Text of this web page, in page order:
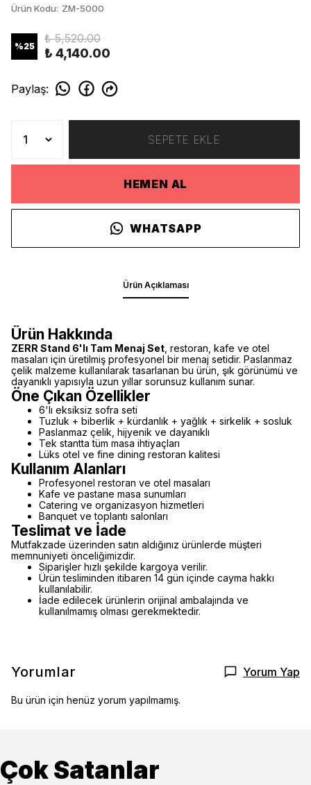
Ürün Kodu: ZM-5000
%25
₺ 5,520.00
₺ 4,140.00
Paylaş:
SEPETE EKLE
HEMEN AL
WHATSAPP
Ürün Açıklaması
Ürün Hakkında
ZERR Stand 6'lı Tam Menaj Set , restoran, kafe ve otel
masaları için üretilmiş profesyonel bir menaj setidir. Paslanmaz
çelik malzeme kullanılarak tasarlanan bu ürün, şık görünümü ve
dayanıklı yapısıyla uzun yıllar sorunsuz kullanım sunar.
Öne Çıkan Özellikler
6'lı eksiksiz sofra seti
Tuzluk + biberlik + kürdanlık + yağlık + sirkelik + sosluk
Paslanmaz çelik, hijyenik ve dayanıklı
Tek stantta tüm masa ihtiyaçları
Lüks otel ve fine dining restoran kalitesi
Kullanım Alanları
Profesyonel restoran ve otel masaları
Kafe ve pastane masa sunumları
Catering ve organizasyon hizmetleri
Banquet ve toplantı salonları
Teslimat ve İade
Mutfakzade üzerinden satın aldığınız ürünlerde müşteri
memnuniyeti önceliğimizdir.
Siparişler hızlı şekilde kargoya verilir.
Ürün tesliminden itibaren 14 gün içinde cayma hakkı
kullanılabilir.
İade edilecek ürünlerin orijinal ambalajında ve
kullanılmamış olması gerekmektedir.
Yorumlar Yorum Yap
Bu ürün için henüz yorum yapılmamış.
Çok Satanlar